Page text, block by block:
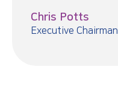
Chris Potts
Executive Chairman